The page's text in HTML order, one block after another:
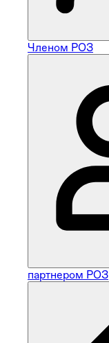
Членом РОЗ
партнером РОЗ